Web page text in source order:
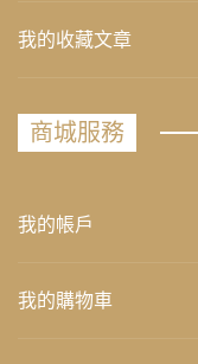
我的收藏文章
商城服務
我的帳戶
我的購物車